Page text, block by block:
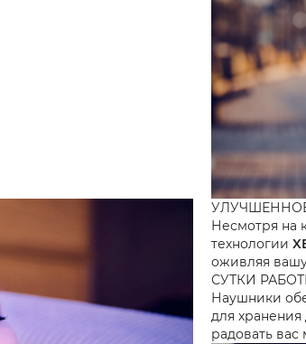
Несмотря на
технологии
оживляя
СУТКИ
Наушники
для
радовать